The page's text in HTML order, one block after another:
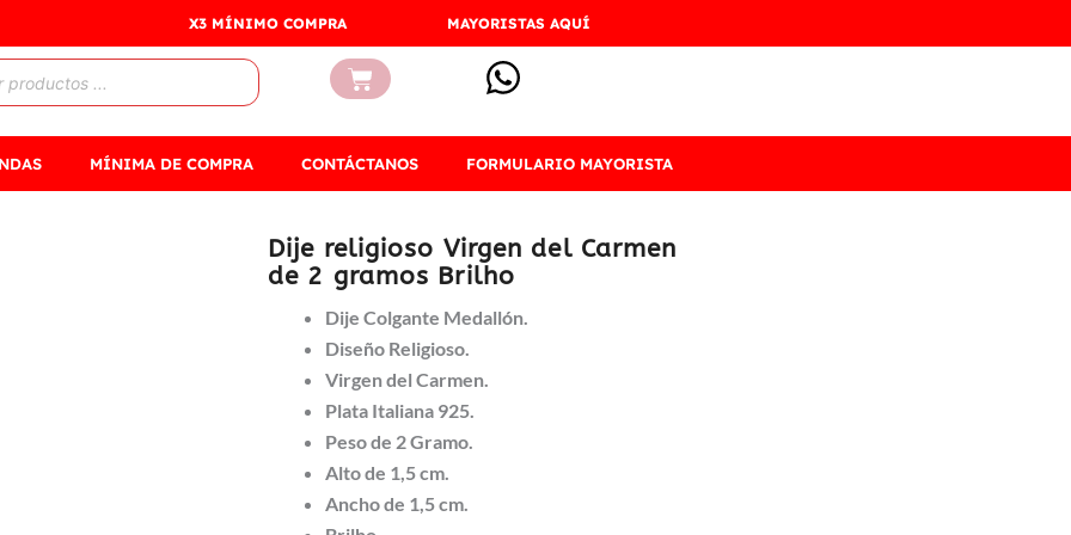
X3 MÍNIMO COMPRA MAYORISTAS AQUÍ
Carrito
MÍNIMA DE COMPRA CONTÁCTANOS FORMULARIO MAYORISTA
Dije religioso Virgen del Carmen
de 2 gramos Brilho
Dije Colgante Medallón.
Diseño Religioso.
Virgen del Carmen.
Plata Italiana 925.
Peso de 2 Gramo.
Alto de 1,5 cm.
Ancho de 1,5 cm.